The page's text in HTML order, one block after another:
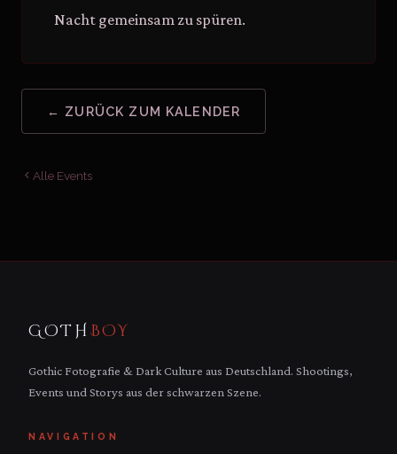
Nacht gemeinsam zu spüren.
← ZURÜCK ZUM KALENDER
Alle Events
GOTH BOY
Gothic Fotografie & Dark Culture aus Deutschland. Shootings,
Events und Storys aus der schwarzen Szene.
NAVIGATION